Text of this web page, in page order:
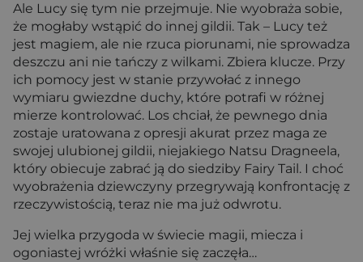
Ale Lucy się tym nie przejmuje. Nie wyobraża sobie,
że mogłaby wstąpić do innej gildii. Tak – Lucy też
jest magiem, ale nie rzuca piorunami, nie sprowadza
deszczu ani nie tańczy z wilkami. Zbiera klucze. Przy
ich pomocy jest w stanie przywołać z innego
wymiaru gwiezdne duchy, które potrafi w różnej
mierze kontrolować. Los chciał, że pewnego dnia
zostaje uratowana z opresji akurat przez maga ze
swojej ulubionej gildii, niejakiego Natsu Dragneela,
który obiecuje zabrać ją do siedziby Fairy Tail. I choć
wyobrażenia dziewczyny przegrywają konfrontację z
rzeczywistością, teraz nie ma już odwrotu.
Jej wielka przygoda w świecie magii, miecza i
ogoniastej wróżki właśnie się zaczęła…